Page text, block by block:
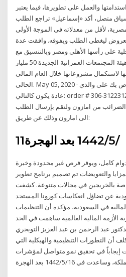
والعمل على تطويرها، فيما يعتبر
متصل، أكد «إسماعيل» تراجع الطلب
لأقل من معدلاته فى الموجة الأولى
ليغطى الطلب ويفوقه. وافقت عدة
على رأسها الأهلى ومصر وبالتنسيق مع
البنك المركزى على إقراض هيئة المجتمعات العمرانية الجديدة 50 مليار
لها لاستكمال مشروعاتها خلال العام المالى
الحالى. May 05, 2020 · قم الان بنسخ رقم الطلب الخاص بك على والذي
عادة يكون كالتالي: order # 306-312231212-91811111 قم بنسخه. لنبدأ
من امازون ولنقم بإرسال الطلب
الى امازون وذلك عن طريق:
11‏‏/5‏‏/1442 بعد الهجرة
كامل، ويوفر فرص غير محدودة وخبرة
والتعويضات تم تصميم برنامج تطوير
بالخريجين في مجالات متنوعة. كشفت
عن تضاؤل انعكاسات كورونا المستجد
في السعودية، مؤكدة أن التنظيمات
الأزمة المالية العالمية ساهمت في الحد
(كوفيد - 19 أكد الدكتور عبد الرحمن بن عبد العزيز التويجري
أن التطورات التنظيمية والهيكلية التي
إيجاباً في تحقيق نمو متواصل لمؤشرات
في 16‏‏/5‏‏/1442 بعد الهجرة